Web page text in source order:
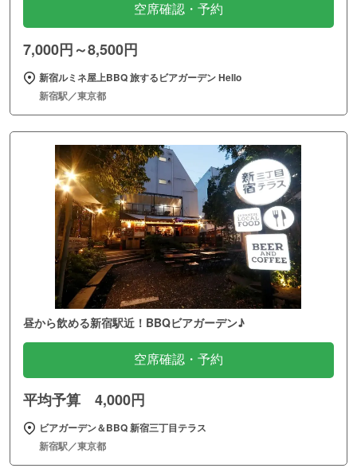
空席確認・予約
7,000円～8,500円
新宿ルミネ屋上BBQ 旅するビアガーデン Hello
新宿駅／東京都
昼から飲める新宿駅近！BBQビアガーデン♪
空席確認・予約
平均予算 4,000円
ビアガーデン＆BBQ 新宿三丁目テラス
新宿駅／東京都